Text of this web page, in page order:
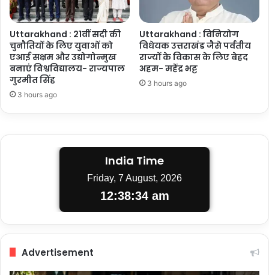
Uttarakhand : 21वीं सदी की
चुनौतियों के लिए युवाओं को
एआई सक्षम और उद्योगोन्मुख
बनाएं विश्वविद्यालय- राज्यपाल
गुरमीत सिंह
3 hours ago
Uttarakhand : विनियोग
विधेयक उत्तराखंड जैसे पर्वतीय
राज्यों के विकास के लिए बेहद
अहम- महेंद्र भट्ट
3 hours ago
India Time
Friday, 7 August, 2026
12:38:35 am
Advertisement